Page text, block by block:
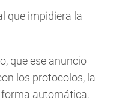
que impidiera la
que ese anuncio
los protocolos, la
forma automática.